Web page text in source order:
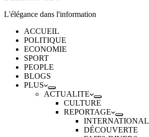
L'élégance dans l'information
ACCUEIL
POLITIQUE
ECONOMIE
SPORT
PEOPLE
BLOGS
PLUS
ACTUALITE
CULTURE
REPORTAGE
INTERNATIONAL
DÉCOUVERTE